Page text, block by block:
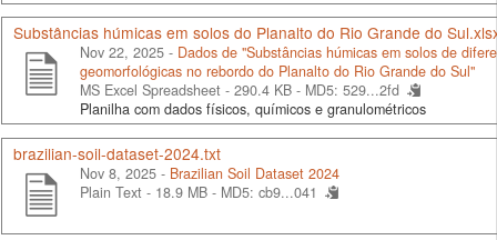
Substâncias húmicas em solos do Planalto do Rio Grande do
Nov 22, 2025 - Dados de "Substâncias húmicas em solos de
geomorfológicas no rebordo do Planalto do Rio Grande do Sul"
MS Excel Spreadsheet - 290.4 KB - MD5: 529...2fd
Planilha com dados físicos, químicos e granulométricos
brazilian-soil-dataset-2024.txt
Nov 8, 2025 - Brazilian Soil Dataset 2024
Plain Text - 18.9 MB - MD5: cb9...041